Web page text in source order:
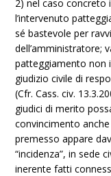
2) nel caso concreto
l’intervenuto
sé bastevole per
dell’amministratore;
patteggiamento non
giudizio civile di
(Cfr. Cass. civ.
giudici di merito
convincimento
premesso appare
“incidenza”, in sede
inerente fatti